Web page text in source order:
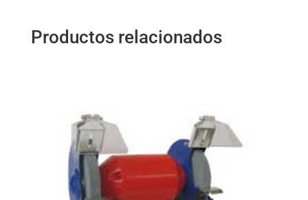
Productos relacionados